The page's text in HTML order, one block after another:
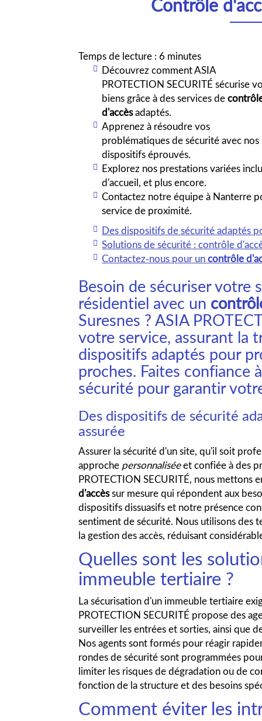
Contrôle
Temps de lecture : 6 minutes
Découvrez comment ASIA
PROTECTION SECURITÉ sécurise
biens grâce à des services de
d'accèsadaptés.
Apprenez à résoudre vos
problématiques de sécurité avec nos
dispositifs éprouvés.
Explorez nos prestations variées
d'accueil, et plus encore.
Contactez notre équipe à Nanterre
service de proximité.
Des dispositifs de sécurité adaptés
Solutions de sécurité : contrôle
Contactez-nous pour uncontrôle
Besoin de sécuriser votre
résidentiel avec un
Suresnes ? ASIA
votre service, assurant la
dispositifs adaptés pour
proches. Faites confiance
sécurité pour garantir
Des dispositifs de sécurité
assurée
Assurer la sécurité d'un site, qu'il soit
approche personnaliséeet confiée à des
PROTECTION SECURITÉ, nous mettons
d'accèssur mesure qui répondent aux
dispositifs dissuasifs et notre présence
sentiment de sécurité. Nous utilisons des
la gestion des accès, réduisant
Quelles sont les
immeuble tertiaire ?
La sécurisation d'un immeuble tertiaire
PROTECTION SECURITÉ propose des
surveiller les entrées et sorties, ainsi que
Nos agents sont formés pour réagir
rondes de sécurité sont programmées
limiter les risques de dégradation ou de
fonction de la structure et des besoins
Comment éviter les